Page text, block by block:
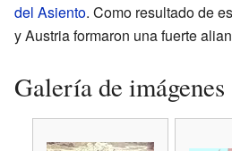
del Asiento. Como resultado de
y Austria formaron una fuerte
Galería de imágenes